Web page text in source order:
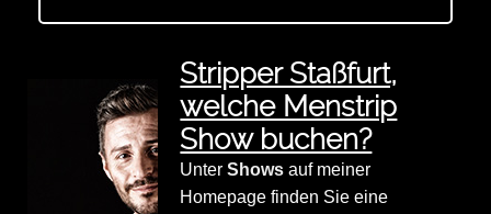
Stripper Staßfurt,
welche Menstrip
Show buchen?
UnterShows auf meiner
Homepage finden Sie eine